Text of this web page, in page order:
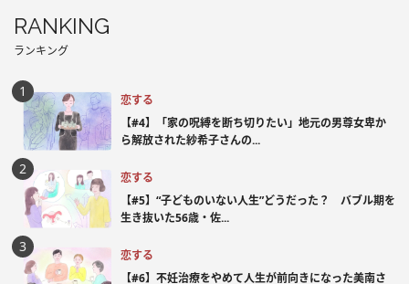
RANKING
ランキング
恋する
【#4】「家の呪縛を断ち切りたい」地元の男尊女卑か
ら解放された紗希子さんの...
恋する
【#5】“子どものいない人生”どうだった？ バブル期を
生き抜いた56歳・佐...
恋する
【#6】不妊治療をやめて人生が前向きになった美南さ